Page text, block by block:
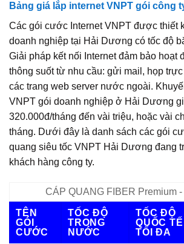
Bảng giá lắp internet VNPT gói công
Các gói cước Internet VNPT được thiết
doanh nghiệp tại Hải Dương có tốc độ
Giải pháp kết nối Internet đảm bảo hoạt
thông suốt từ nhu cầu: gửi mail, họp
các trang web server nước ngoài.
VNPT gói doanh nghiệp ở Hải Dương
320.000đ/tháng đến vài triệu, hoặc vài
tháng. Dưới đây là danh sách các gói
quang siêu tốc VNPT Hải Dương đang
khách hàng công ty.
CÁP QUANG FIBER Premium
TÊN
GÓI
CƯỚC
TỐC ĐỘ
TRONG
NƯỚC
TỐC ĐỘ
QUỐC TẾ
TỐI ĐA